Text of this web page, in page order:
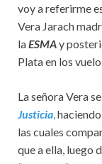
voy a referirme
Vera Jarach
laESMAy
Plata en los
La señora Vera
Justicia,
las cuales
que a ella, luego